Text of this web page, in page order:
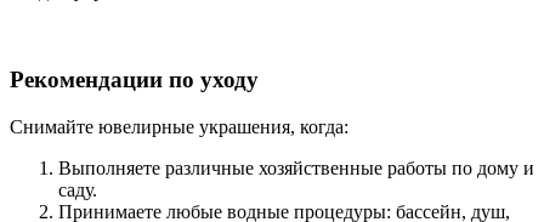
Рекомендации по уходу
Снимайте ювелирные украшения, когда:
Выполняете различные хозяйственные работы по дому и
саду.
Принимаете любые водные процедуры: бассейн, душ,